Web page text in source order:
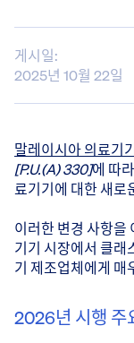
게시일:
2025년 10월 22일
말레이시아 의료기
[P.U.(A) 330]에 따
료기기에 대한 새로
이러한 변경 사항을
기기 시장에서 클래
기 제조업체에게 매
2026년 시행 주